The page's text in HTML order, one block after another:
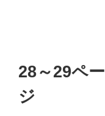
28～29ペー
ジ